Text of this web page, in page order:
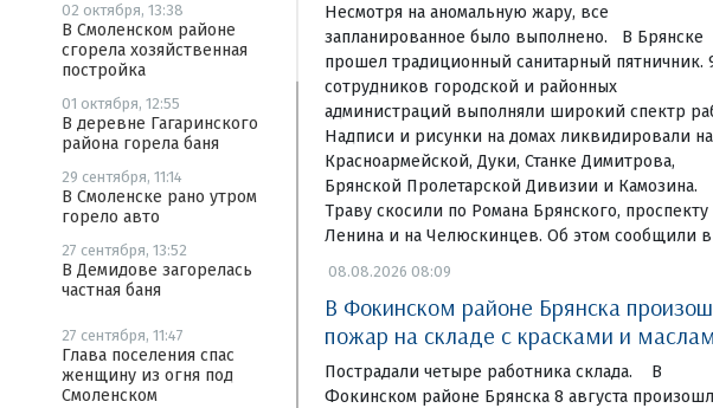
02 октября, 13:38
В Смоленском районе
сгорела хозяйственная
постройка
01 октября, 12:55
В деревне Гагаринского
района горела баня
29 сентября, 11:14
В Смоленске рано утром
горело авто
27 сентября, 13:52
В Демидове загорелась
частная баня
27 сентября, 11:47
Глава поселения спас
женщину из огня под
Смоленском
Несмотря на аномальную жару, все
запланированное было выполнено. В Брянске
прошел традиционный санитарный пятничник.
сотрудников городской и районных
администраций выполняли широкий спектр
Надписи и рисунки на домах ликвидировали на
Красноармейской, Дуки, Станке Димитрова,
Брянской Пролетарской Дивизии и Камозина.
Траву скосили по Романа Брянского, проспекту
Ленина и на Челюскинцев. Об этом сообщили в
08.08.2026 08:09
В Фокинском районе Брянска
пожар на складе с красками и
Пострадали четыре работника склада. В
Фокинском районе Брянска 8 августа